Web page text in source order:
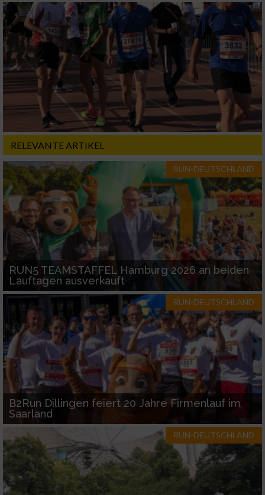
RELEVANTE ARTIKEL
RUN-DEUTSCHLAND
RUN5 TEAMSTAFFEL Hamburg 2026 an beiden
Lauftagen ausverkauft
RUN-DEUTSCHLAND
B2Run Dillingen feiert 20 Jahre Firmenlauf im
Saarland
RUN-DEUTSCHLAND